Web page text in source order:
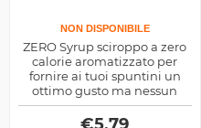
NON DISPONIBILE
ZERO Syrup sciroppo a zero
calorie aromatizzato per
fornire ai tuoi spuntini un
ottimo gusto ma nessun
nutriente, ideale nelle diete
che mirano al